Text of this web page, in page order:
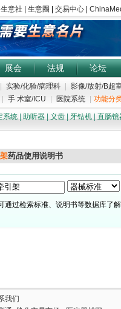
展会 法规 论坛
实验/化验/病理科
影像/放射/B超
手 术室/ICU 医院系统 功能分
系统| 助听器| 义齿| 牙钻机| 直肠镜
药品使用说明书
通过检索标准、说明书等数据库了
我们